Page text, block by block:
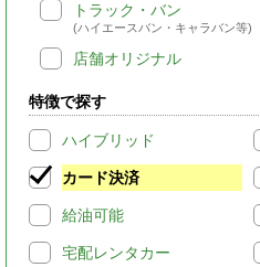
トラック・バン
(ハイエースバン・キャラバン等)
店舗オリジナル
特徴で探す
ハイブリッド
カード決済
給油可能
宅配レンタカー